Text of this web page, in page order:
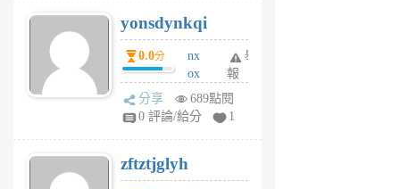
6
個
月
前
yonsdynkqi
0.0分
nx
ox
rh
pe
月
舉
報
分享
689點閱
0 評論/給分
1
zftztjglyh